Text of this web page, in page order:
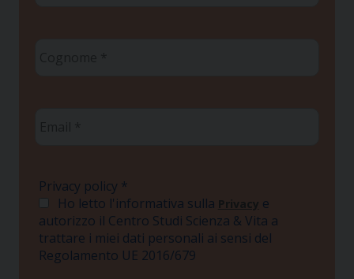
Privacy policy *
Ho letto l'informativa sulla Privacy e
autorizzo il Centro Studi Scienza & Vita a
trattare i miei dati personali ai sensi del
Regolamento UE 2016/679